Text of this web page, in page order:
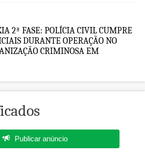
2ª FASE: POLÍCIA CIVIL CUMPRE
DURANTE OPERAÇÃO NO
CRIMINOSA EM
Publicar anúncio